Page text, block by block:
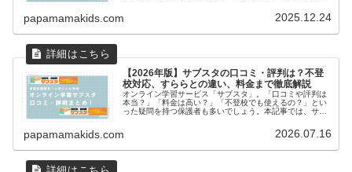
papamamakids.com 2025.12.24
【2026年版】サブスタの口コミ・評判は？不登
校対応、すららとの違い、料金まで徹底解説
オンライン学習サービス「サブスタ」。「口コミや評判は
本当？」「料金は高い？」「不登校でも使えるの？」とい
った疑問を持つ保護者も多いでしょう。本記事では、サブ
校対応、競合サービスとの比較までを網羅的に解説しま
す。
papamamakids.com 2026.07.16